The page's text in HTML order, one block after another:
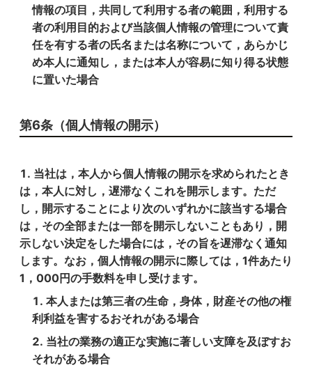
情報の項目，共同して利用する者の範囲，利用する
者の利用目的および当該個人情報の管理について責
任を有する者の氏名または名称について，あらかじ
め本人に通知し，または本人が容易に知り得る状態
に置いた場合
第6条（個人情報の開示）
当社は，本人から個人情報の開示を求められたとき
は，本人に対し，遅滞なくこれを開示します。ただ
し，開示することにより次のいずれかに該当する場合
は，その全部または一部を開示しないこともあり，開
示しない決定をした場合には，その旨を遅滞なく通知
します。なお，個人情報の開示に際しては，1件あたり
1，000円の手数料を申し受けます。
本人または第三者の生命，身体，財産その他の権
利利益を害するおそれがある場合
当社の業務の適正な実施に著しい支障を及ぼすお
それがある場合